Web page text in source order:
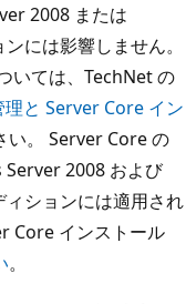
2008 または
には影響しません。
いては、TechNet の
と Server Core イン
い。 Server Core の
2008 および
ションには適用され
Core インストール
。